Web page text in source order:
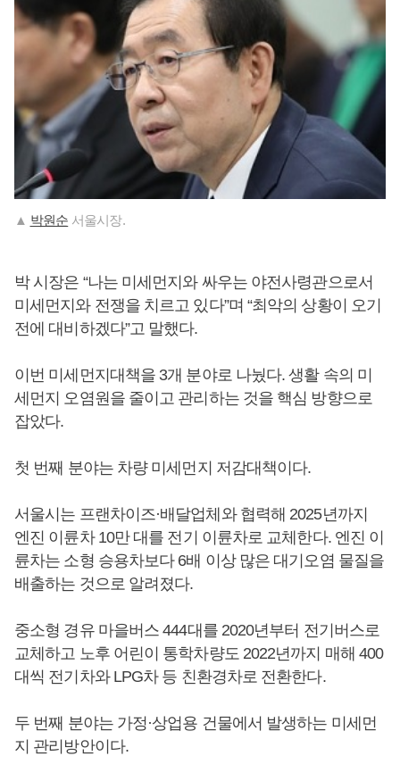
▲ 박원순 서울시장.
박 시장은 “나는 미세먼지와 싸우는 야전사령관으로서
미세먼지와 전쟁을 치르고 있다”며 “최악의 상황이 오기
전에 대비하겠다”고 말했다.
이번 미세먼지대책을 3개 분야로 나눴다. 생활 속의 미
세먼지 오염원을 줄이고 관리하는 것을 핵심 방향으로
잡았다.
첫 번째 분야는 차량 미세먼지 저감대책이다.
서울시는 프랜차이즈·배달업체와 협력해 2025년까지
엔진 이륜차 10만 대를 전기 이륜차로 교체한다. 엔진 이
륜차는 소형 승용차보다 6배 이상 많은 대기오염 물질을
배출하는 것으로 알려졌다.
중소형 경유 마을버스 444대를 2020년부터 전기버스로
교체하고 노후 어린이 통학차량도 2022년까지 매해 400
대씩 전기차와 LPG차 등 친환경차로 전환한다.
두 번째 분야는 가정·상업용 건물에서 발생하는 미세먼
지 관리방안이다.